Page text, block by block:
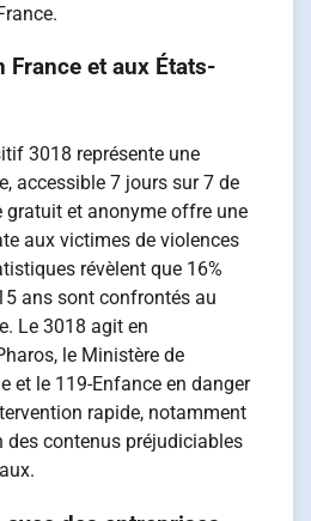
France et aux États-
3018 représente une
accessible 7 jours sur 7 de
gratuit et anonyme offre une
aux victimes de violences
révèlent que 16%
ans sont confrontés au
Le 3018 agit en
le Ministère de
et le 119-Enfance en danger
rapide, notamment
des contenus préjudiciables